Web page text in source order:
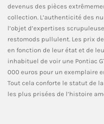
devenus des pièces
collection. L’authenticité des
l’objet d’expertises
restomods pullulent. Les prix
en fonction de leur état et de
inhabituel de voir une Pontiac
000 euros pour un exemplaire
Tout cela conforte le statut de
les plus prisées de l’histoire